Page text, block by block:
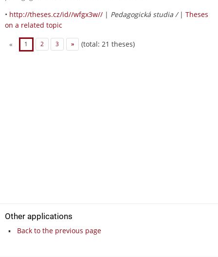
• http://theses.cz/id//wfgx3w// | Pedagogická studia / | Theses
on a related topic
« 1 2 3 » (total: 21 theses)
Other applications
Back to the previous page